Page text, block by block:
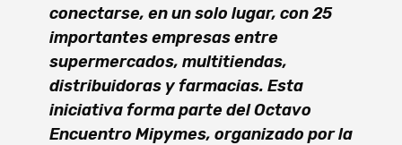
conectarse, en un solo lugar, con 25
importantes empresas entre
supermercados, multitiendas,
distribuidoras y farmacias. Esta
iniciativa forma parte del Octavo
Encuentro Mipymes, organizado por la